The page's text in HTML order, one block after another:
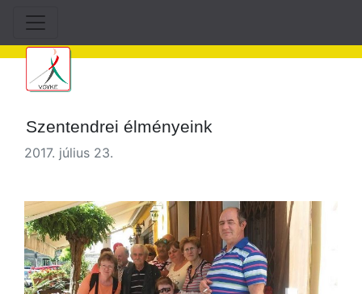
Szentendrei élményeink
2017. július 23.